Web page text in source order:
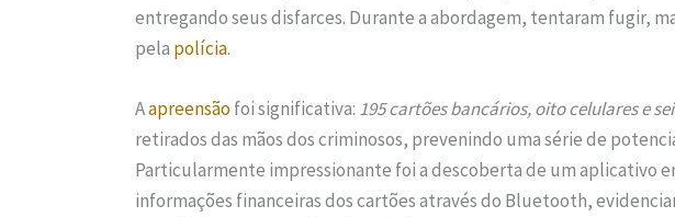
entregando seus disfarces. Durante a abordagem, tentaram fugir,
pela polícia.
Aapreensãofoi significativa: 195 cartões bancários, oito celulares e
retirados das mãos dos criminosos, prevenindo uma série de
Particularmente impressionante foi a descoberta de um aplicativo
informações financeiras dos cartões através do Bluetooth,